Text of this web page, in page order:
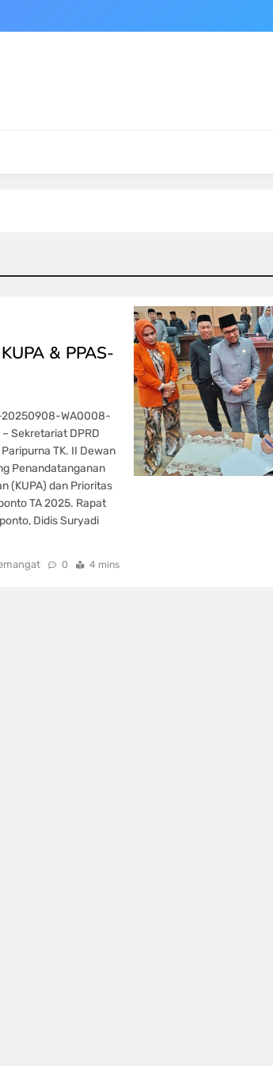
& PPAS-
WA0008-
Sekretariat DPRD
TK. II Dewan
Penandatanganan
(KUPA) dan Prioritas
TA 2025. Rapat
Didis Suryadi
0 4 mins